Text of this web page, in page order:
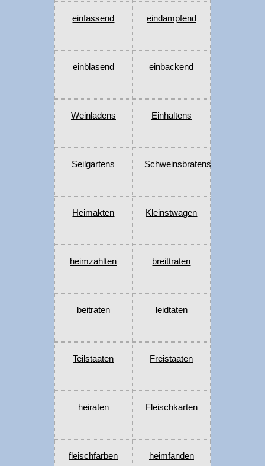
einfassend eindampfend
einblasend einbackend
Weinladens Einhaltens
Seilgartens Schweinsbratens
Heimakten Kleinstwagen
heimzahlten breittraten
beitraten leidtaten
Teilstaaten Freistaaten
heiraten Fleischkarten
fleischfarben heimfanden